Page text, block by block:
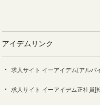
アイデムリンク
求人サイト イーアイデム[アルバ
求人サイト イーアイデム正社員[